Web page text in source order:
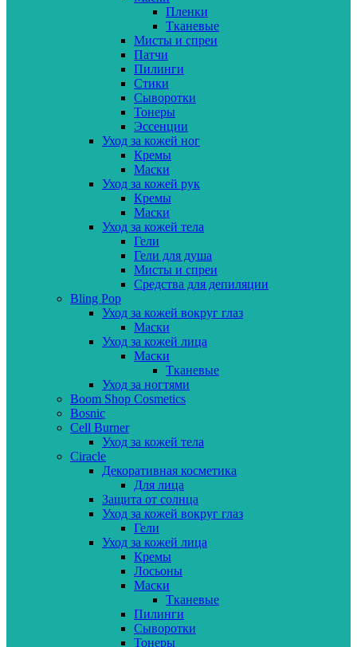
Пленки
Тканевые
Мисты и спреи
Патчи
Пилинги
Стики
Сыворотки
Тонеры
Эссенции
Уход за кожей ног
Кремы
Маски
Уход за кожей рук
Кремы
Маски
Уход за кожей тела
Гели
Гели для душа
Мисты и спреи
Средства для депиляции
Bling Pop
Уход за кожей вокруг глаз
Маски
Уход за кожей лица
Маски
Тканевые
Уход за ногтями
Boom Shop Cosmetics
Bosnic
Cell Burner
Уход за кожей тела
Ciracle
Декоративная косметика
Для лица
Защита от солнца
Уход за кожей вокруг глаз
Гели
Уход за кожей лица
Кремы
Лосьоны
Маски
Тканевые
Пилинги
Сыворотки
Тонеры